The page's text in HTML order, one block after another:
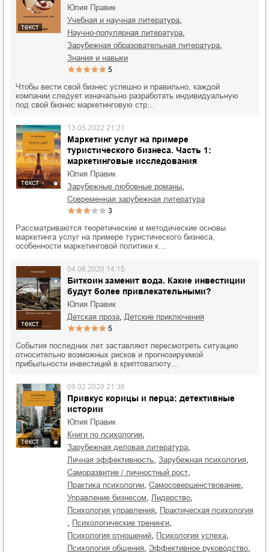
текст
Юлия Правик
учебная и научная литература
научно-популярная литература
зарубежная образовательная литература
знания и навыки
5
Чтобы вести свой бизнес успешно и правильно, каждой
компании следует изначально разработать индивидуальную
под свой бизнес маркетинговую стр…
текст
Маркетинг услуг на примере
туристического бизнеса. Часть 1:
маркетинговые исследования
13.05.2022 21:21
Юлия Правик
зарубежные любовные романы
современная зарубежная литература
3
Рассматриваются теоретические и методические основы
маркетинга услуг на примере туристического бизнеса,
особенности маркетинговой политики к…
текст
Биткоин заменит вода. Какие инвестиции
будут более привлекательными?
04.08.2020 14:15
Юлия Правик
детская проза
детские приключения
5
События последних лет заставляют пересмотреть ситуацию
относительно возможных рисков и прогнозируемой
прибыльности инвестиций в криптовалюту…
текст
Привкус корицы и перца: детективные
истории
09.02.2020 21:36
Юлия Правик
книги по психологии
зарубежная деловая литература
личная эффективность зарубежная психология
саморазвитие / личностный рост
практика психологии самосовершенствование
управление бизнесом лидерство
психология управления практическая психология
психологические тренинги
психология отношений психология успеха
психология общения эффективное руководство